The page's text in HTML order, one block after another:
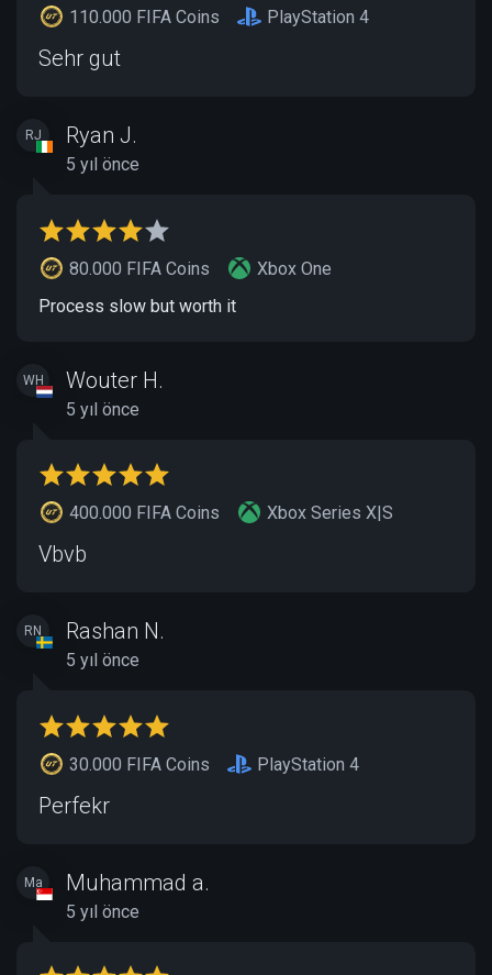
110.000 FIFA Coins PlayStation 4
Sehr gut
RJ Ryan J.
5 yıl önce
80.000 FIFA Coins
Xbox One
Process slow but worth it
WH Wouter H.
5 yıl önce
400.000 FIFA Coins Xbox Series X|S
Vbvb
RN Rashan N.
5 yıl önce
30.000 FIFA Coins PlayStation 4
Perfekr
Ma Muhammad a.
5 yıl önce